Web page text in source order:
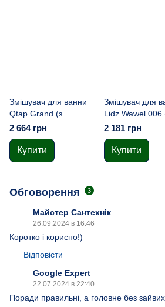
Змішувач для ванни
Qtap Grand (з
душовим гарнітуром)
QTGRACRM006
Chrome
2 664 грн
Купити
Змішувач для
Lidz Wawel 006
душовим
(k35)
White
2 181 грн
Купити
Обговорення 3
Майстер Сантехнік
26.09.2024 в 16:46
Коротко і корисно!)
Відповісти
Google Expert
22.07.2024 в 22:40
Поради правильні, а головне без зайвих